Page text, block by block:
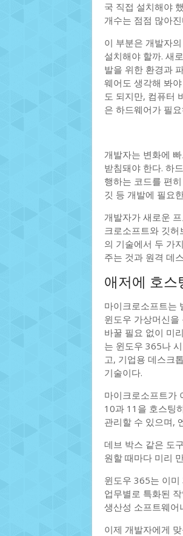
국 직접 설치해야
개수는 점점 많아진
이 부분은 개발자
설치해야 할까. 새
발을 위한 환경과
웨어도 생각해 봐
도 되지만, 컴퓨터
은 하드웨어가 필
개발자는 변화에
받침돼야 한다. 하
행하는 코드를 편
깃 등 개발에 필요
개발자가 새로운
크로소프트와 깃
의 기술에서 두 가
주는 것과 원격 데
애저에 호스
마이크로소프트는
윈도우 가상머신을
바꿀 필요 없이 미
는 윈도우 365나
고, 기업용 데스크
기술이다.
마이크로소프트가
10과 11을 호스팅
관리할 수 있으며,
데브 박스 같은 도
원할 때마다 미리
윈도우 365는 이미
업무별로 특화된
생산성 소프트웨어
이제 개발자에게